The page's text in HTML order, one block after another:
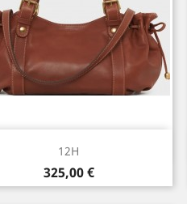
12H
Prix
325,00 €
Aperçu rapide